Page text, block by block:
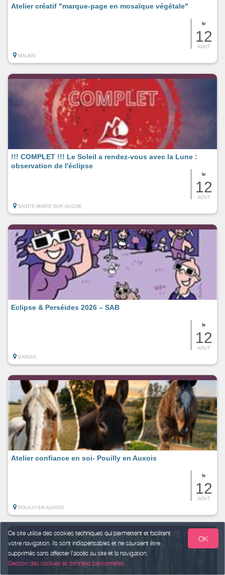
Ce site utilise des cookies techniques qui permettent et facilitent
votre navigation. Ils sont indispensables et ne sauraient être
supprimés sans affecter l’accès au site et la navigation.
Gestion des cookies et données personnelles
OK
le
12
AOUT
Atelier créatif "marque-page en mosaïque végétale"
MALAIN
le
12
AOUT
!!! COMPLET !!! Le Soleil a rendez-vous avec la Lune :
observation de l'éclipse
SAINTE-MARIE-SUR-OUCHE
le
12
AOUT
Eclipse & Perséides 2026 – SAB
DAROIS
le
12
AOUT
Atelier confiance en soi- Pouilly en Auxois
POUILLY-EN-AUXOIS